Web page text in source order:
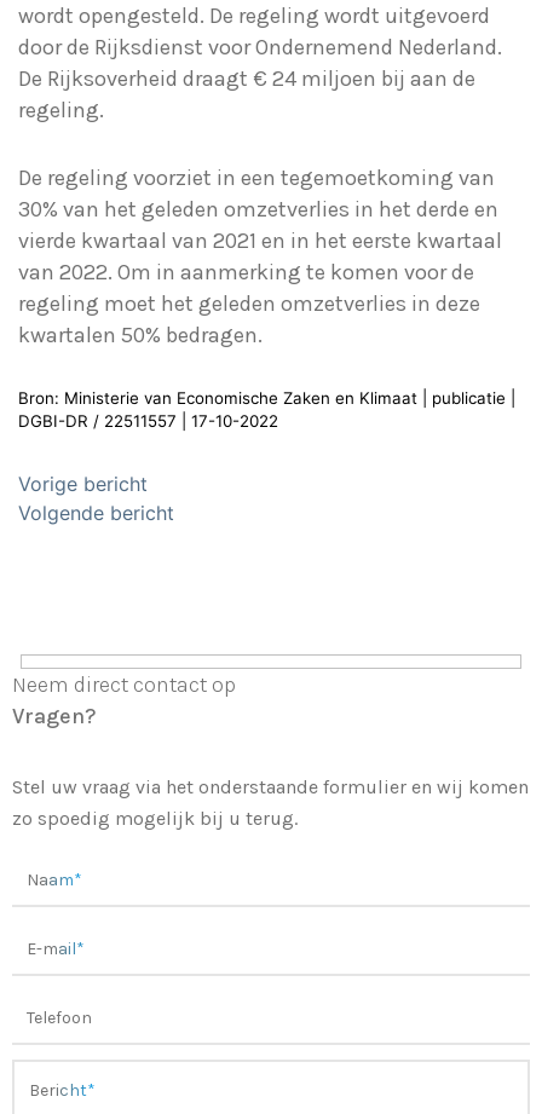
wordt opengesteld. De regeling wordt uitgevoerd
door de Rijksdienst voor Ondernemend Nederland.
De Rijksoverheid draagt € 24 miljoen bij aan de
regeling.
De regeling voorziet in een tegemoetkoming van
30% van het geleden omzetverlies in het derde en
vierde kwartaal van 2021 en in het eerste kwartaal
van 2022. Om in aanmerking te komen voor de
regeling moet het geleden omzetverlies in deze
kwartalen 50% bedragen.
Bron: Ministerie van Economische Zaken en Klimaat | publicatie |
DGBI-DR / 22511557 | 17-10-2022
Bericht
navigatie
Vorige bericht
Volgende bericht
Neem direct contact op
Vragen?
Stel uw vraag via het onderstaande formulier en wij komen
zo spoedig mogelijk bij u terug.